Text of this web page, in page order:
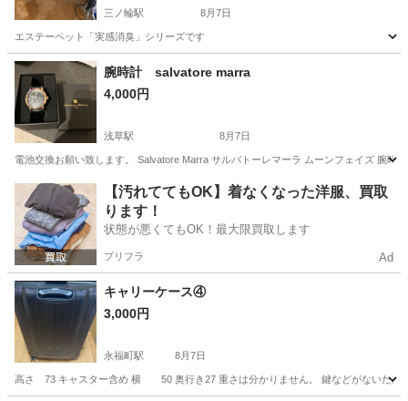
三ノ輪駅 8月7日
エステーペット「実感消臭」シリーズです
東京 台東区 三ノ輪駅
腕時計 salvatore marra
4,000円
浅草駅 8月7日
電池交換お願い致します。 Salvatore Marra サルバトーレマーラ ムーンフェイズ 腕時
東京 墨田区 浅草駅 その他
【汚れててもOK】着なくなった洋服、買取
ります！
状態が悪くてもOK！最大限買取します
プリフラ Ad
キャリーケース④
3,000円
永福町駅 8月7日
高さ 73 キャスター含め 横 50 奥行き27 重さは分かりません。 鍵などがないためご